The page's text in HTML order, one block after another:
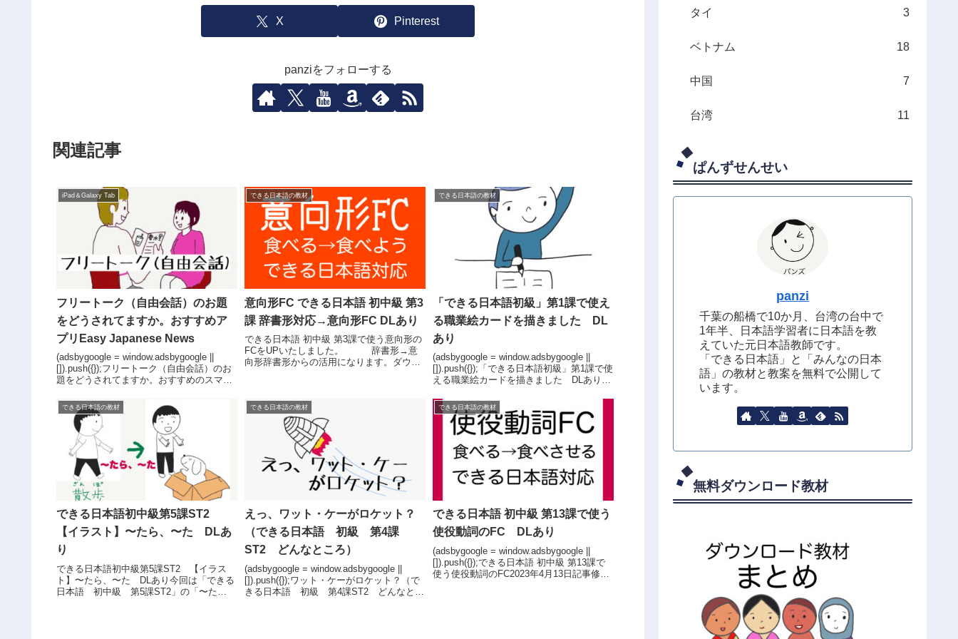
X Pinterest
panziをフォローする
関連記事
iPad＆Galaxy Tab
フリートーク（自由会話）のお題
をどうされてますか。おすすめア
プリEasy Japanese News
(adsbygoogle = window.adsbygoogle ||
[]).push({});フリートーク（自由会話）のお
題をどうされてますか。おすすめのスマホ
追加記事（や...
できる日本語の教材
意向形FC できる日本語 初中級 第3
課 辞書形対応→意向形FC DLあり
できる日本語 初中級 第3課で使う意向形の
FCをUPいたしました。 辞書形→意
向形辞書形からの活用になります。ダウン
できる日本語の教材
「できる日本語初級」第1課で使え
る職業絵カードを描きました DL
あり
(adsbygoogle = window.adsbygoogle ||
[]).push({});「できる日本語初級」第1課で使
える職業絵カードを描きました DLありで
を作りました。使うところは、で...
できる日本語の教材
できる日本語初中級第5課ST2
【イラスト】〜たら、〜た DLあ
り
できる日本語初中級第5課ST2 【イラス
ト】〜たら、〜た DLあり今回は「できる
日本語 初中級 第5課ST2」の「〜た
できる日本語の教材
えっ、ワット・ケーがロケット？
（できる日本語 初級 第4課
ST2 どんなところ）
(adsbygoogle = window.adsbygoogle ||
[]).push({});ワット・ケーがロケット？（で
きる日本語 初級 第4課ST2 どんなとこ
できる日本語の教材
できる日本語 初中級 第13課で使う
使役動詞のFC DLあり
(adsbygoogle = window.adsbygoogle ||
[]).push({});できる日本語 初中級 第13課で
使う使役動詞のFC2023年4月13日記事修正
タイ 3
ベトナム 18
中国 7
台湾 11
ぱんずせんせい
panzi
千葉の船橋で10か月、台湾の台中で
1年半、日本語学習者に日本語を教
えていた元日本語教師です。
「できる日本語」と「みんなの日本
語」の教材と教案を無料で公開して
います。
無料ダウンロード教材